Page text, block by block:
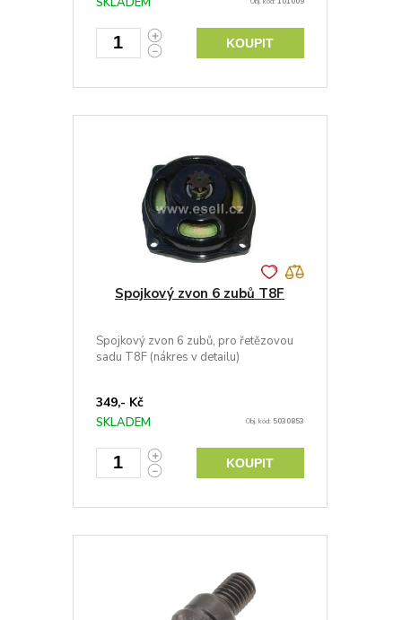
KOUPIT
Spojkový zvon 6 zubů T8F
Spojkový zvon 6 zubů, pro řetězovou
sadu T8F (nákres v detailu)
349,- Kč
SKLADEM Obj. kód: 5030853
KOUPIT